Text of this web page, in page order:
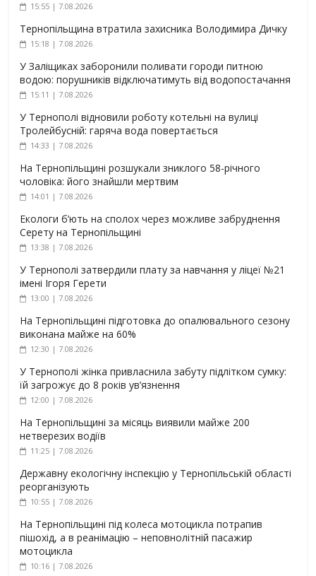
15:55 | 7.08.2026
Тернопільщина втратила захисника Володимира Дичку
15:18 | 7.08.2026
У Заліщиках заборонили поливати городи питною
водою: порушників відключатимуть від водопостачання
15:11 | 7.08.2026
У Тернополі відновили роботу котельні на вулиці
Тролейбусній: гаряча вода повертається
14:33 | 7.08.2026
На Тернопільщині розшукали зниклого 58-річного
чоловіка: його знайшли мертвим
14:01 | 7.08.2026
Екологи б’ють на сполох через можливе забруднення
Серету на Тернопільщині
13:38 | 7.08.2026
У Тернополі затвердили плату за навчання у ліцеї №21
імені Ігоря Герети
13:00 | 7.08.2026
На Тернопільщині підготовка до опалювального сезону
виконана майже на 60%
12:30 | 7.08.2026
У Тернополі жінка привласнила забуту підлітком сумку:
їй загрожує до 8 років ув’язнення
12:00 | 7.08.2026
На Тернопільщині за місяць виявили майже 200
нетверезих водіїв
11:25 | 7.08.2026
Державну екологічну інспекцію у Тернопільській області
реорганізують
10:55 | 7.08.2026
На Тернопільщині під колеса мотоцикла потрапив
пішохід, а в реанімацію – неповнолітній пасажир
мотоцикла
10:16 | 7.08.2026